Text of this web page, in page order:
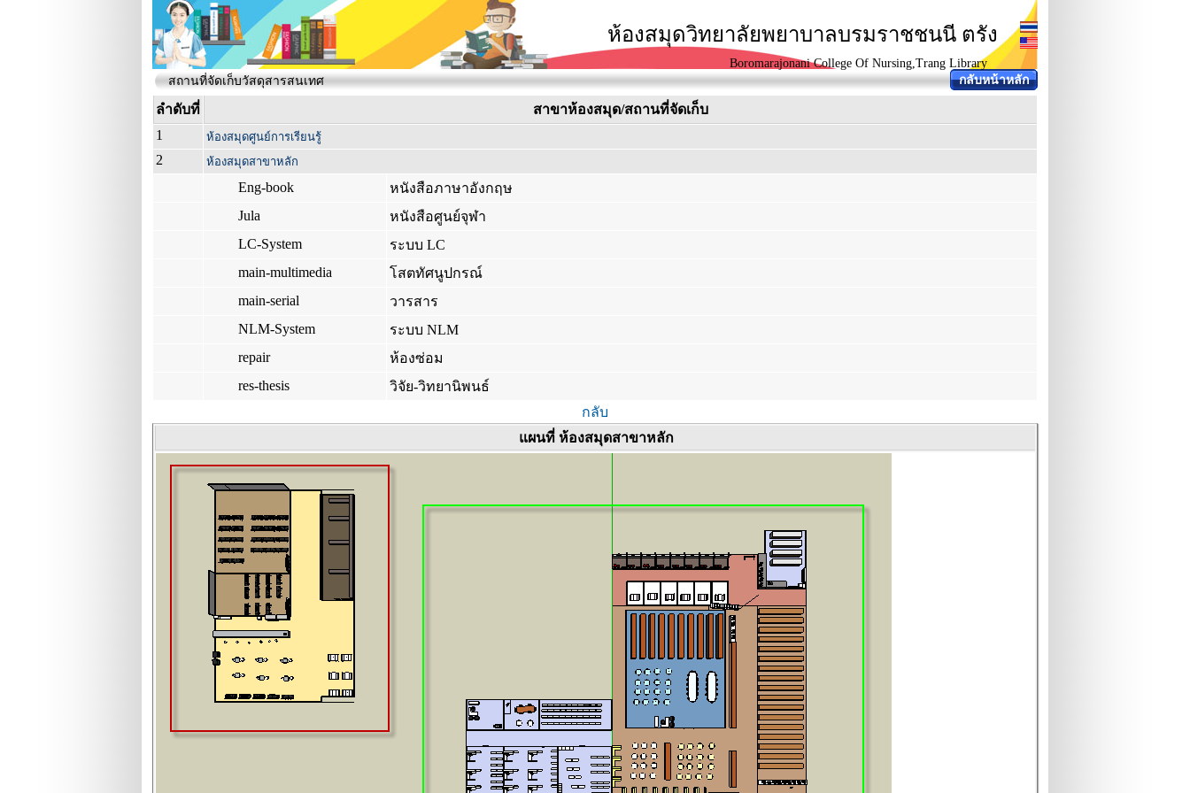
ห้องสมุดวิทยาลัยพยาบาลบรมราชชนนี ตรัง
Boromarajonani College Of Nursing,Trang Library
สถานที่จัดเก็บวัสดุสารสนเทศ
กลับหน้าหลัก
ลำดับที่
สาขาห้องสมุด/สถานที่จัดเก็บ
1
ห้องสมุดศูนย์การเรียนรู้
2 ห้องสมุดสาขาหลัก
Eng-book
หนังสือภาษาอังกฤษ
Jula
หนังสือศูนย์จุฬา
LC-System
ระบบ LC
main-multimedia
โสตทัศนูปกรณ์
main-serial
วารสาร
NLM-System
ระบบ NLM
repair
ห้องซ่อม
res-thesis
วิจัย-วิทยานิพนธ์
กลับ
แผนที่ ห้องสมุดสาขาหลัก